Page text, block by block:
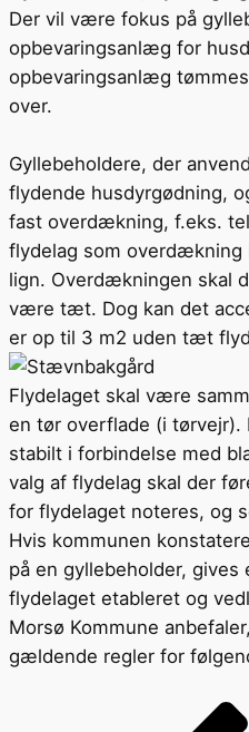
Der vil være fokus på
opbevaringsanlæg for
opbevaringsanlæg
over.
Gyllebeholdere, der
flydende husdyrgødning,
fast overdækning, f.eks.
flydelag som
lign. Overdækningen skal
være tæt. Dog kan det
er op til 3 m2 uden tæt
Flydelaget skal være
en tør overflade (i
stabilt i forbindelse med
valg af flydelag skal der
for flydelaget noteres, og
Hvis kommunen
på en gyllebeholder,
flydelaget etableret og
Morsø Kommune
gældende regler for